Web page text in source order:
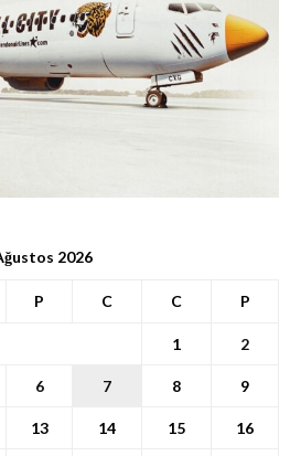
2026
P C C P
1 2
6 7 8 9
13 14 15 16